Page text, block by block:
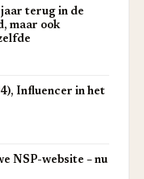
terug in de
maar ook
Influencer in het
NSP-website – nu